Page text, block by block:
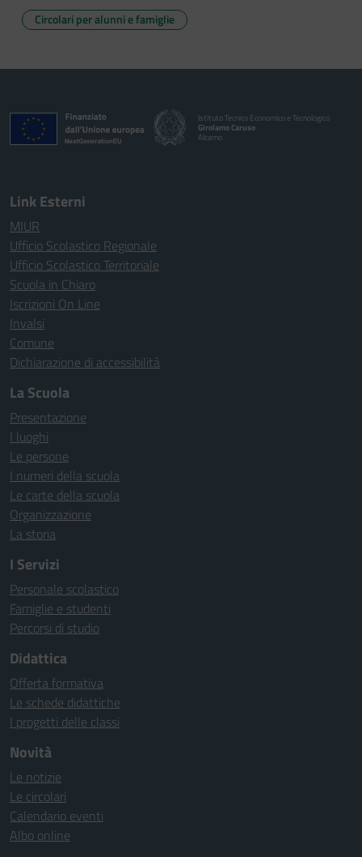
Circolari per alunni e famiglie
Istituto Tecnico Economico e Tecnologico
Girolamo Caruso
Alcamo
Link Esterni
MIUR
Ufficio Scolastico Regionale
Ufficio Scolastico Territoriale
Scuola in Chiaro
Iscrizioni On Line
Invalsi
Comune
Dichiarazione di accessibilità
La Scuola
Presentazione
I luoghi
Le persone
I numeri della scuola
Le carte della scuola
Organizzazione
La storia
I Servizi
Personale scolastico
Famiglie e studenti
Percorsi di studio
Didattica
Offerta formativa
Le schede didattiche
I progetti delle classi
Novità
Le notizie
Le circolari
Calendario eventi
Albo online